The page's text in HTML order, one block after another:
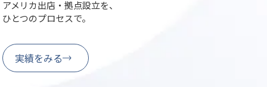
アメリカ出店・拠点設立を、
ひとつのプロセスで。
実績をみる